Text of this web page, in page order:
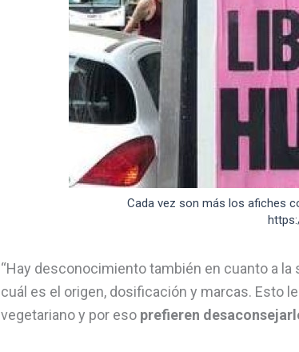
Cada vez son más los afiches
“Hay desconocimiento también en cuanto a
cuál es el origen, dosificación y marcas. Esto
vegetariano y por eso prefieren